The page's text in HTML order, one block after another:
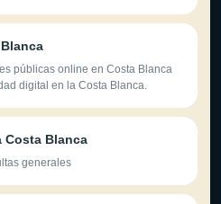
públicas online en Costa Blanca
digital en la Costa Blanca.
Costa Blanca
generales